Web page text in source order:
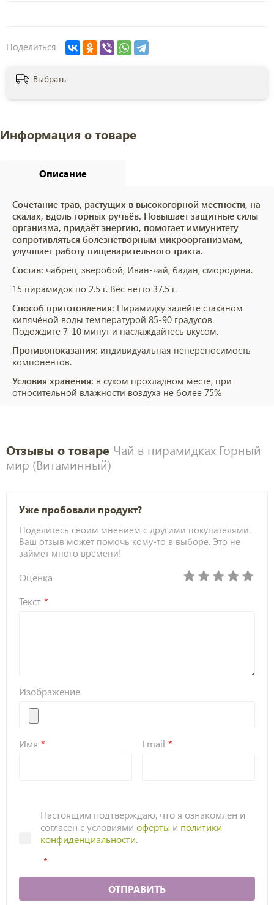
Поделиться
Выбрать
Информация о товаре
Описание
Сочетание трав, растущих в высокогорной местности, на
скалах, вдоль горных ручьёв. Повышает защитные силы
организма, придаёт энергию, помогает иммунитету
сопротивляться болезнетворным микроорганизмам,
улучшает работу пищеварительного тракта.
Состав: чабрец, зверобой, Иван-чай, бадан, смородина.
15 пирамидок по 2.5 г. Вес нетто 37.5 г.
Способ приготовления: Пирамидку залейте стаканом
кипячёной воды температурой 85-90 градусов.
Подождите 7-10 минут и наслаждайтесь вкусом.
Противопоказания: индивидуальная непереносимость
компонентов.
Условия хранения: в сухом прохладном месте, при
относительной влажности воздуха не более 75%
Отзывы о товаре Чай в пирамидках Горный
мир (Витаминный)
Уже пробовали продукт?
Поделитесь своим мнением с другими покупателями.
Ваш отзыв может помочь кому-то в выборе. Это не
займет много времени!
Оценка
Текст
Изображение
Имя Email
Настоящим подтверждаю, что я ознакомлен и
согласен с условиями оферты и политики
конфиденциальности.
ОТПРАВИТЬ